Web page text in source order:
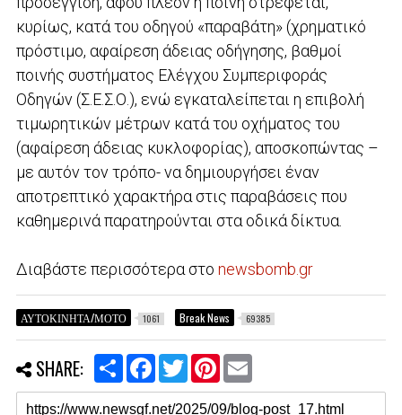
κυρίως, κατά του οδηγού «παραβάτη» (χρηματικό
πρόστιμο, αφαίρεση άδειας οδήγησης, βαθμοί
ποινής συστήματος Ελέγχου Συμπεριφοράς
Oδηγών (Σ.Ε.Σ.Ο.), ενώ εγκαταλείπεται η επιβολή
τιμωρητικών μέτρων κατά του οχήματος του
(αφαίρεση άδειας κυκλοφορίας), αποσκοπώντας –
με αυτόν τον τρόπο- να δημιουργήσει έναν
αποτρεπτικό χαρακτήρα στις παραβάσεις που
καθημερινά παρατηρούνται στα οδικά δίκτυα.
Διαβάστε περισσότερα στο newsbomb.gr
ΑΥΤΟΚΙΝΗΤΑ/ΜΟΤΟ 1061 Break News 69385
SHARE:
S
a
r
F
c
e
T
i
t
P
n
t
E
a
i